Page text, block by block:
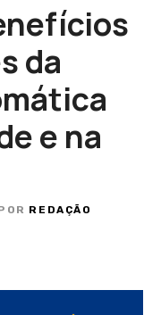
da
e na
REDAÇÃO